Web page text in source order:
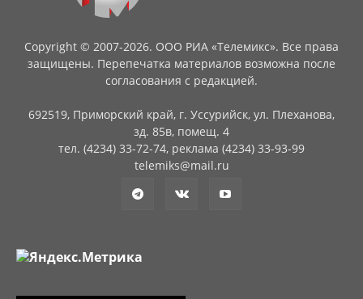
Copyright © 2007-2026. ООО РИА «Телемикс». Все права
защищены. Перепечатка материалов возможна после
согласования с редакцией.
692519, Приморский край, г. Уссурийск, ул. Плеханова,
зд. 85в, помещ. 4
тел. (4234) 33-72-74, реклама (4234) 33-93-99
telemiks@mail.ru